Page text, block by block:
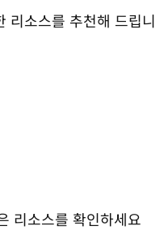
리소스를 추천해 드립니
리소스를 확인하세요